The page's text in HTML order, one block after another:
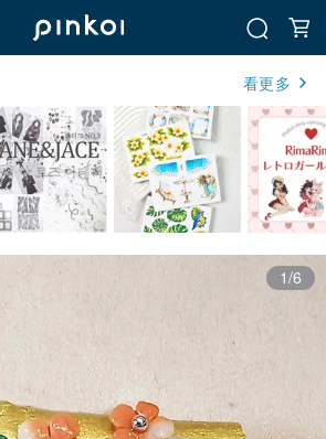
看更多
1/6